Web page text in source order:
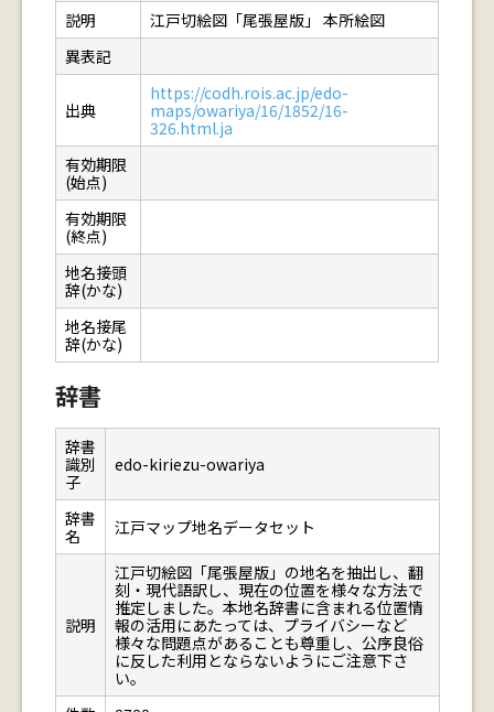
説明
江戸切絵図「尾張屋版」 本所絵図
異表記
出典
https://codh.rois.ac.jp/edo-
maps/owariya/16/1852/16-
326.html.ja
有効期限
(始点)
有効期限
(終点)
地名接頭
辞(かな)
地名接尾
辞(かな)
辞書
辞書
識別
子
edo-kiriezu-owariya
辞書
名
江戸マップ地名データセット
説明
江戸切絵図「尾張屋版」の地名を抽出し、翻
刻・現代語訳し、現在の位置を様々な方法で
推定しました。本地名辞書に含まれる位置情
報の活用にあたっては、プライバシーなど
様々な問題点があることも尊重し、公序良俗
に反した利用とならないようにご注意下さ
い。